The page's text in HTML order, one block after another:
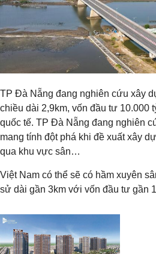
TP Đà Nẵng đang nghiên cứu xây
chiều dài 2,9km, vốn đầu tư 10.000
quốc tế. TP Đà Nẵng đang nghiên
mang tính đột phá khi đề xuất xây
qua khu vực sân…
Việt Nam có thể sẽ có hầm xuyên
sử dài gần 3km với vốn đầu tư gần